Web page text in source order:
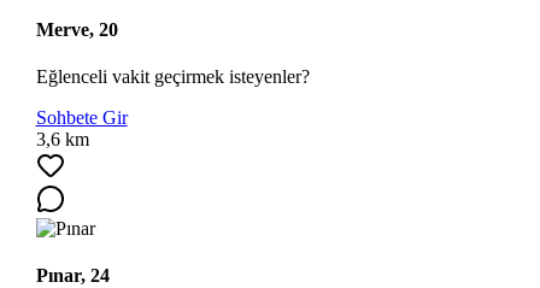
Merve, 20
Eğlenceli vakit geçirmek isteyenler?
Sohbete Gir
3,6 km
Pınar, 24